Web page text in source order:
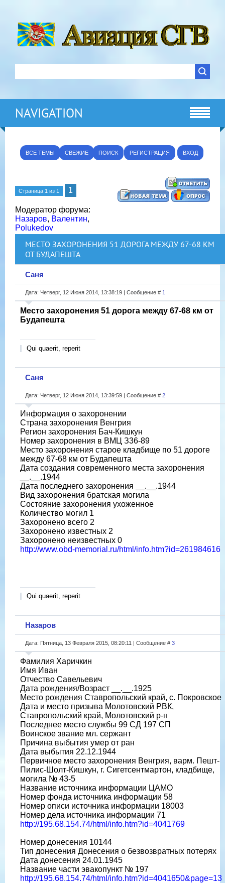
NAVIGATION
ВСЕ ТЕМЫ СВЕЖИЕ ПОИСК РЕГИСТРАЦИЯ ВХОД
Страница 1 из 1 1
Модератор форума:
Назаров, Валентин,
Polukedov
МЕСТО ЗАХОРОНЕНИЯ 51 ДОРОГА МЕЖДУ 67-68 КМ
ОТ БУДАПЕШТА
Саня
Дата: Четверг, 12 Июня 2014, 13:38:19 | Сообщение # 1
Место захоронения 51 дорога между 67-68 км от
Будапешта
Qui quaerit, reperit
Саня
Дата: Четверг, 12 Июня 2014, 13:39:59 | Сообщение # 2
Информация о захоронении
Страна захоронения Венгрия
Регион захоронения Бач-Кишкун
Номер захоронения в ВМЦ З36-89
Место захоронения старое кладбище по 51 дороге
между 67-68 км от Будапешта
Дата создания современного места захоронения
__.__.1944
Дата последнего захоронения __.__.1944
Вид захоронения братская могила
Состояние захоронения ухоженное
Количество могил 1
Захоронено всего 2
Захоронено известных 2
Захоронено неизвестных 0
http://www.obd-memorial.ru/html/info.htm?id=261984616
Qui quaerit, reperit
Назаров
Дата: Пятница, 13 Февраля 2015, 08:20:11 | Сообщение # 3
Фамилия Харичкин
Имя Иван
Отчество Савельевич
Дата рождения/Возраст __.__.1925
Место рождения Ставропольский край, с. Покровское
Дата и место призыва Молотовский РВК,
Ставропольский край, Молотовский р-н
Последнее место службы 99 СД 197 СП
Воинское звание мл. сержант
Причина выбытия умер от ран
Дата выбытия 22.12.1944
Первичное место захоронения Венгрия, варм. Пешт-
Пилис-Шолт-Кишкун, г. Сигетсентмартон, кладбище,
могила № 43-5
Название источника информации ЦАМО
Номер фонда источника информации 58
Номер описи источника информации 18003
Номер дела источника информации 71
http://195.68.154.74/html/info.htm?id=4041769
Номер донесения 10144
Тип донесения Донесения о безвозвратных потерях
Дата донесения 24.01.1945
Название части эвакопункт № 197
http://195.68.154.74/html/info.htm?id=4041650&page=13